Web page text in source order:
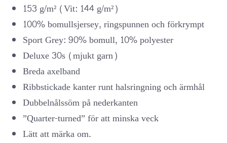
153 g/m² (Vit: 144 g/m²)
100% bomullsjersey, ringspunnen och förkrympt
Sport Grey: 90% bomull, 10% polyester
Deluxe 30s (mjukt garn)
Breda axelband
Ribbstickade kanter runt halsringning och ärmhål
Dubbelnålssöm på nederkanten
”Quarter-turned” för att minska veck
Lätt att märka om.